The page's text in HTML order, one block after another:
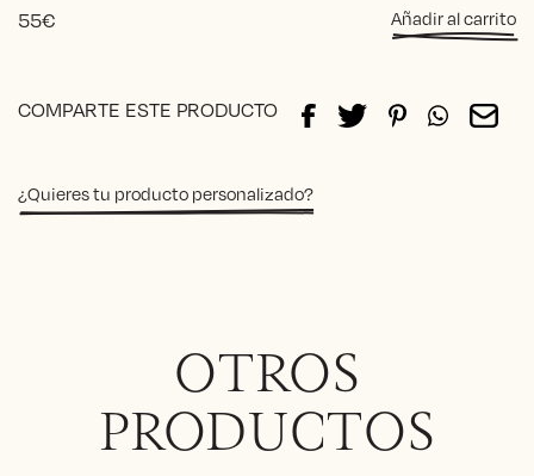
BEIGE
55€ Añadir al carrito
COMPARTE ESTE PRODUCTO
¿Quieres tu producto personalizado?
OTROS
PRODUCTOS